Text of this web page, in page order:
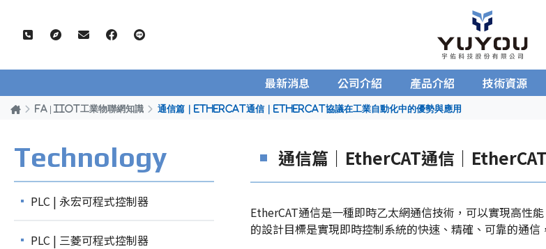
最新消息 公司介紹 產品介紹 技術資源
FA | IIOT工業物聯網知識 通信篇｜EtherCAT通信｜EtherCAT協議在工業自動化中的優勢與應用
Technology
PLC | 永宏可程式控制器
PLC | 三菱可程式控制器
通信篇｜EtherCAT通信｜
EtherCAT通信是一種即時乙太網通信技術，可以實現高性
的設計目標是實現即時控制系統的快速、精確、可靠的通